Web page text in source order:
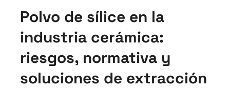
Polvo de sílice en la
industria cerámica:
riesgos, normativa y
soluciones de extracción